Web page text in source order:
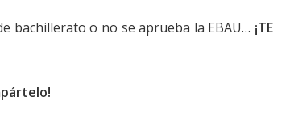
bachillerato o no se aprueba la EBAU… ¡TE